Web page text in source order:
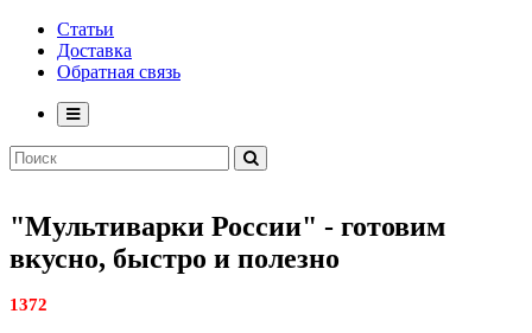
Статьи
Доставка
Обратная связь
"Мультиварки России" - готовим
вкусно, быстро и полезно
1372